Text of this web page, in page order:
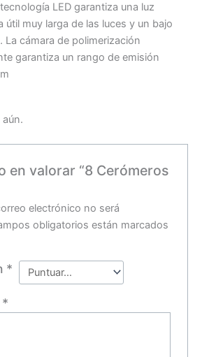
LED garantiza una luz
útil muy larga de las luces y un bajo
La cámara de polimerización
garantiza un rango de emisión
en valorar “8 Cerómeros
electrónico no será
obligatorios están marcados
*
*